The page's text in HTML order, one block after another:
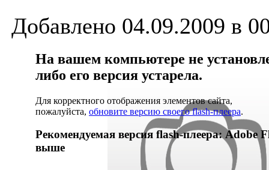
Добавлено 04.09.2009 в
На вашем компьютере не
либо его версия устарела.
Для корректного отображения элементов сайта,
пожалуйста, обновите версию своего flash-плеера.
Рекомендуемая версия flash-плеера: Adobe
выше